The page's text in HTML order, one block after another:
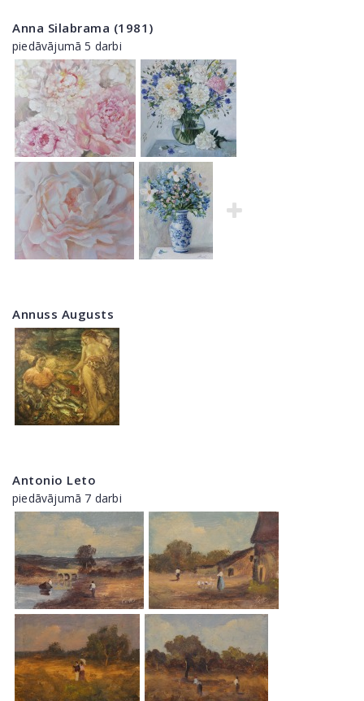
Anna Silabrama (1981)
piedāvājumā 5 darbi
Annuss Augusts
Antonio Leto
piedāvājumā 7 darbi